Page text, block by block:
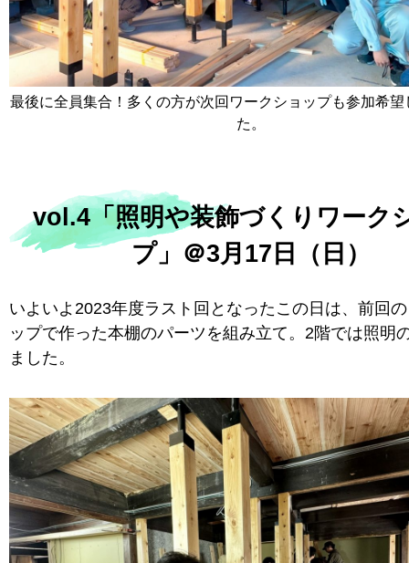
最後に全員集合！多くの方が次回ワークショップも参加希望
た。
vol.4「照明や装飾づくりワーク
プ」＠3月17日（日）
いよいよ2023年度ラスト回となったこの日は、前回
ップで作った本棚のパーツを組み立て。2階では照明
ました。